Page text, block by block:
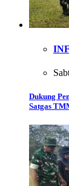
Dukung
Satgas